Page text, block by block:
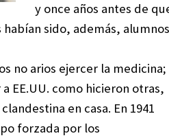
y once años antes de
sido, además,
no arios ejercer la medicina;
EE.UU. como hicieron otras,
en casa. En 1941
forzada por los